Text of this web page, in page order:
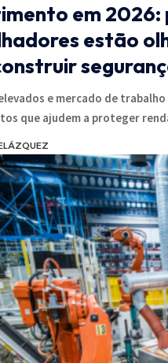
em 2026:
estão
e mercado de
que ajudem a proteger